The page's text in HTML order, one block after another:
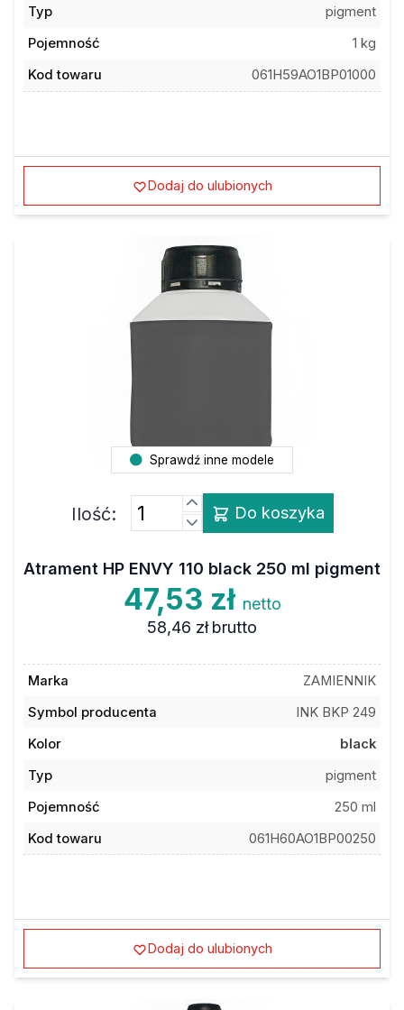
Typ
pigment
Pojemność
1 kg
Kod towaru
061H59AO1BP01000
Dodaj do ulubionych
Sprawdź inne modele
Ilość: Do koszyka
Atrament HP ENVY 110 black 250 ml pigment
47,53 zł netto
58,46 zł brutto
Marka
ZAMIENNIK
Symbol producenta
INK BKP 249
Kolor
black
Typ
pigment
Pojemność
250 ml
Kod towaru
061H60AO1BP00250
Dodaj do ulubionych